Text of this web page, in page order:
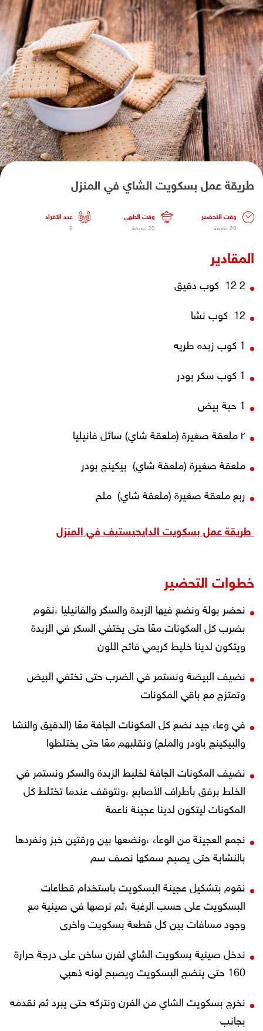
طريقة عمل بسكويت الشاي في المنزل
وقت التحضير
20 دقيقة
وقت الطهي
20 دقيقة
عدد الافراد
8
المقادير
2 12 كوب دقيق
12 كوب نشا
1 كوب زبده طريه
1 كوب سكر بودر
1 حبة بيض
٢ ملعقة صغيرة (ملعقة شاي) سائل فانيليا
ملعقة صغيرة (ملعقة شاي) بيكينج بودر
ربع ملعقة صغيرة (ملعقة شاي) ملح
طريقة عمل بسكويت الدايجيستيف في المنزل
خطوات التحضير
نحضر بولة ونضع فيها الزبدة والسكر والفانيليا ،نقوم
بضرب كل المكونات معًا حتى يختفي السكر في الزبدة
ويتكون لدينا خليط كريمي فاتح اللون
نضيف البيضة ونستمر في الضرب حتى تختفي البيض
وتمتزج مع باقي المكونات
في وعاء جيد نضع كل المكونات الجافة معًا (الدقيق والنشا
والبيكينج باودر والملح) ونقلبهم معًا حتى يختلطوا
نضيف المكونات الجافة لخليط الزبدة والسكر ونستمر في
الخلط برفق بأطراف الأصابع ،ونتوقف عندما تختلط كل
المكونات ليتكون لدينا عجينة ناعمة
نجمع العجينة من الوعاء ،ونضعها بين ورقتين خبز ونفردها
بالنشابة حتى يصبح سمكها نصف سم
نقوم بتشكيل عجينة البسكويت باستخدام قطاعات
البسكويت على حسب الرغبة ،ثم نرصها في صينية مع
وجود مسافات بين كل قطعة بسكويت واخرى
ندخل صينية بسكويت الشاي لفرن ساخن على درجة حرارة
160 حتى ينضج البسكويت ويصبح لونه ذهبي
نخرج بسكويت الشاي من الفرن ونتركه حتى يبرد ثم نقدمه
بجانب